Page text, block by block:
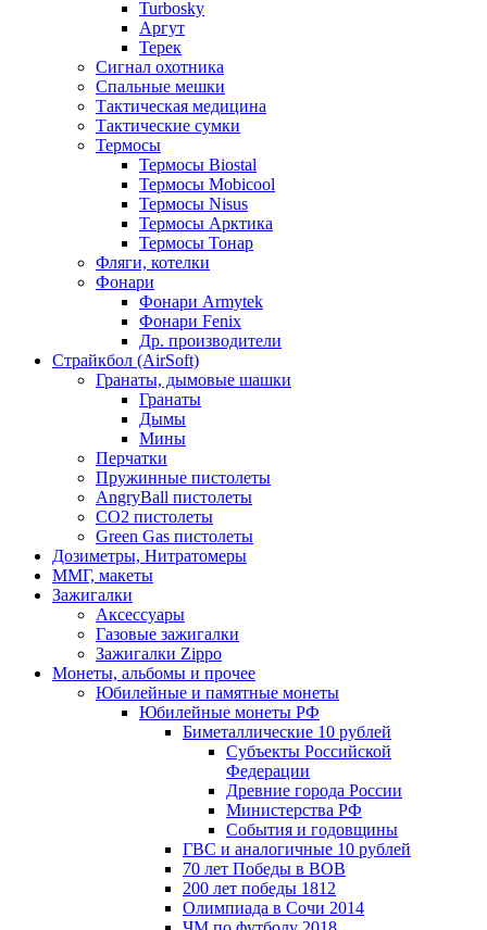
Turbosky
Аргут
Терек
Сигнал охотника
Спальные мешки
Тактическая медицина
Тактические сумки
Термосы
Термосы Biostal
Термосы Mobicool
Термосы Nisus
Термосы Арктика
Термосы Тонар
Фляги, котелки
Фонари
Фонари Armytek
Фонари Fenix
Др. производители
Страйкбол (AirSoft)
Гранаты, дымовые шашки
Гранаты
Дымы
Мины
Перчатки
Пружинные пистолеты
AngryBall пистолеты
CO2 пистолеты
Green Gas пистолеты
Дозиметры, Нитратомеры
ММГ, макеты
Зажигалки
Аксессуары
Газовые зажигалки
Зажигалки Zippo
Монеты, альбомы и прочее
Юбилейные и памятные монеты
Юбилейные монеты РФ
Биметаллические 10 рублей
Субъекты Российской
Федерации
Древние города России
Министерства РФ
События и годовщины
ГВС и аналогичные 10 рублей
70 лет Победы в ВОВ
200 лет победы 1812
Олимпиада в Сочи 2014